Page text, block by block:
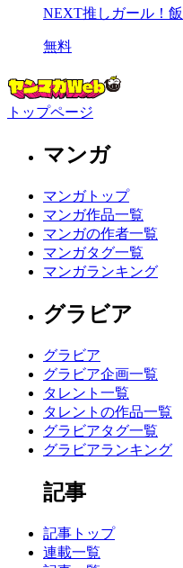
NEXT推しガール！飯
無料
トップページ
マンガ
マンガトップ
マンガ作品一覧
マンガの作者一覧
マンガタグ一覧
マンガランキング
グラビア
グラビア
グラビア企画一覧
タレント一覧
タレントの作品一覧
グラビアタグ一覧
グラビアランキング
記事
記事トップ
連載一覧